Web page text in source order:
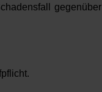
gegenüber